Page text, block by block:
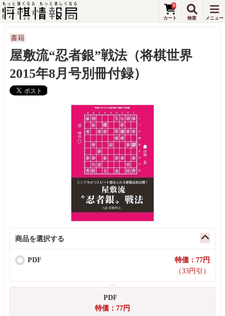
0
書籍
屋敷流“忍者銀”戦法（将棋世界
2015年8月号別冊付録）
商品を選択する
PDF
特価：77円
（33円引）
PDF
特価：77円